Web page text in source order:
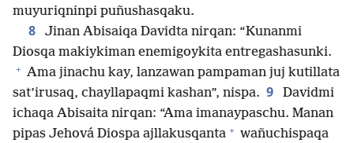
muyuriqninpi puñushasqaku.
8
Jinan Abisaiqa Davidta nirqan: “Kunanmi
Diosqa makiykiman enemigoykita entregashasunki.
+ Ama jinachu kay, lanzawan pampaman juj kutillata
sat’irusaq, chayllapaqmi kashan”, nispa. 9
Davidmi
ichaqa Abisaita nirqan: “Ama imanaypaschu. Manan
pipas Jehová Diospa ajllakusqanta + wañuchispaqa